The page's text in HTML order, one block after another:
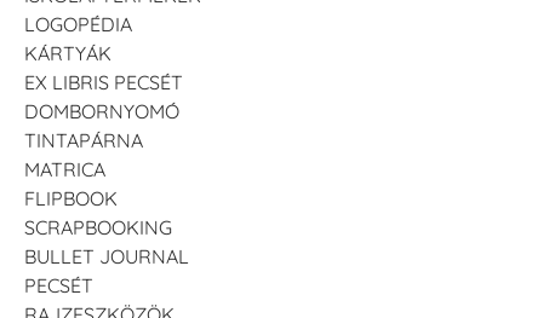
LOGOPÉDIA
KÁRTYÁK
EX LIBRIS PECSÉT
DOMBORNYOMÓ
TINTAPÁRNA
MATRICA
FLIPBOOK
SCRAPBOOKING
BULLET JOURNAL
PECSÉT